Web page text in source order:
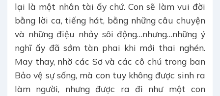
lại là một nhân tài ấy chứ. Con sẽ làm vui đời
bằng lời ca, tiếng hát, bằng những câu chuyện
và những điệu nhảy sôi động…nhưng…những ý
nghĩ ấy đã sớm tàn phai khi mới thai nghén.
May thay, nhờ các Sơ và các cô chú trong ban
Bảo vệ sự sống, mà con tuy không được sinh ra
làm người, nhưng được ra đi như một con